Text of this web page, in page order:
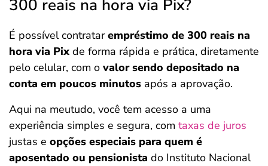
300 reais na hora via Pix?
É possível contratarempréstimo de 300 reais na
hora via Pix de forma rápida e prática, diretamente
pelo celular, com o valor sendo depositado na
conta em poucos minutos após a aprovação.
Aqui na meutudo, você tem acesso a uma
experiência simples e segura, com taxas de juros
justas e opções especiais para quem é
aposentado ou pensionista do Instituto Nacional